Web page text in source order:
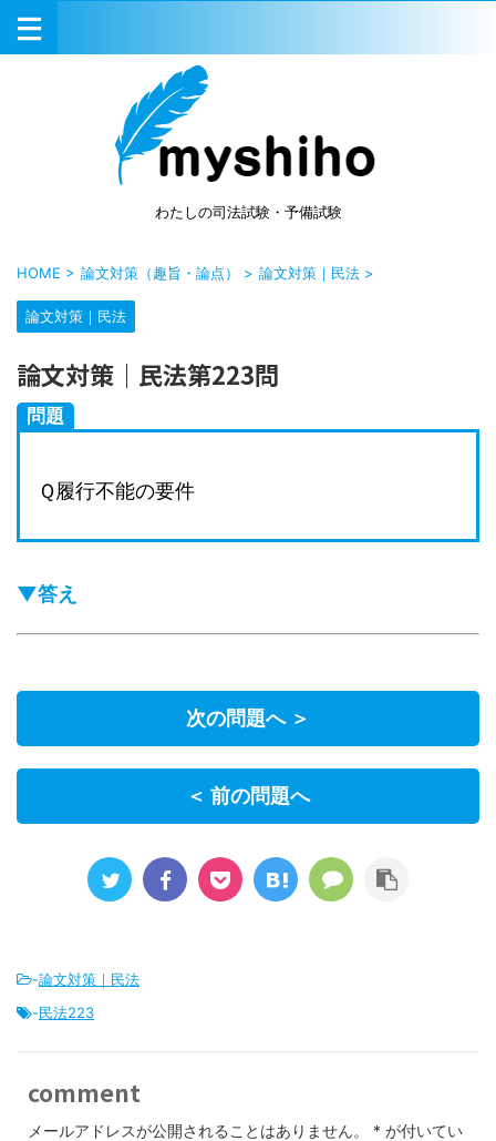
わたしの司法試験・予備試験
HOME > 論文対策（趣旨・論点） > 論文対策｜民法 >
論文対策｜民法
論文対策｜民法第223問
問題
Ｑ履行不能の要件
▼答え
次の問題へ ＞
＜ 前の問題へ
-論文対策｜民法
-民法223
comment
メールアドレスが公開されることはありません。 * が付いてい